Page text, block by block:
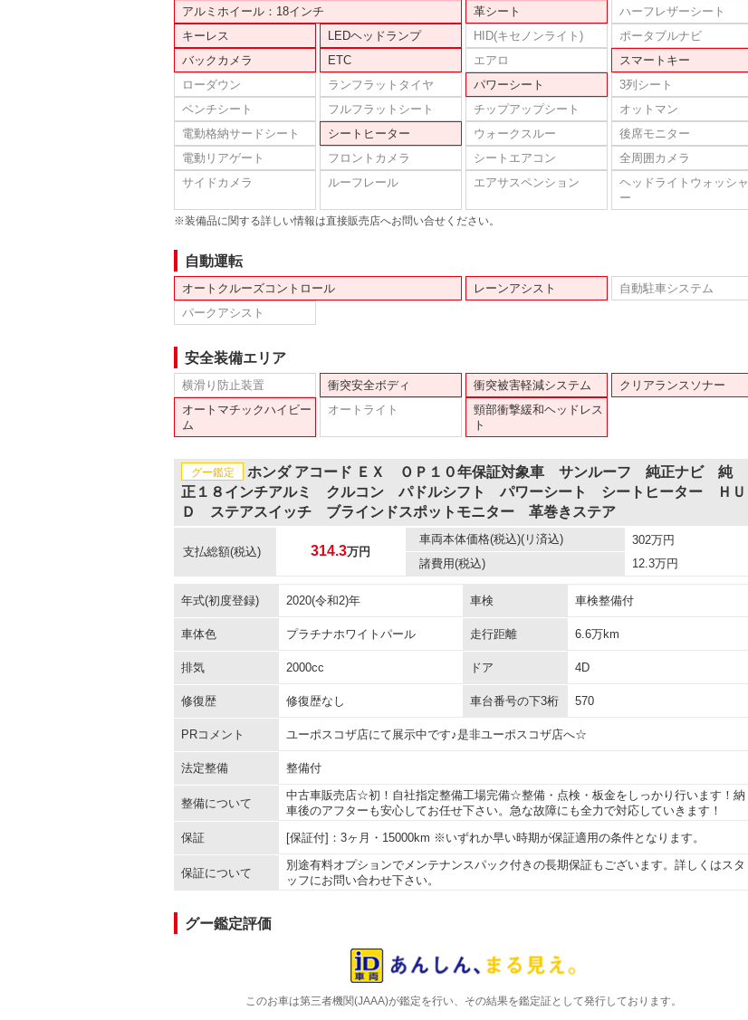
アルミホイール：18インチ
革シート
ハーフレザーシート
キーレス
LEDヘッドランプ HID(キセノンライト)
ポータブルナビ
バックカメラ
ETC エアロ
スマートキー
ローダウン
ランフラットタイヤ パワーシート
3列シート
ベンチシート
フルフラットシート チップアップシート
オットマン
電動格納サードシート
シートヒーター ウォークスルー
後席モニター
電動リアゲート
フロントカメラ シートエアコン
全周囲カメラ
サイドカメラ
ルーフレール エアサスペンション
ヘッドライトウォッシャ
ー
※装備品に関する詳しい情報は直接販売店へお問い合せください。
自動運転
オートクルーズコントロール レーンアシスト
自動駐車システム
パークアシスト
安全装備エリア
横滑り防止装置 衝突安全ボディ 衝突被害軽減システム
クリアランスソナー
オートマチックハイビー
ム
オートライト
頸部衝撃緩和ヘッドレス
ト
グー鑑定
ホンダ アコード ＥＸ ＯＰ１０年保証対象車 サンルーフ 純正ナビ 純
正１８インチアルミ クルコン パドルシフト パワーシート シートヒーター ＨＵ
Ｄ ステアスイッチ ブラインドスポットモニター 革巻きステア
支払総額(税込) 314.3万円
車両本体価格(税込)(リ済込) 302万円
諸費用(税込) 12.3万円
年式(初度登録) 2020(令和2)年 車検 車検整備付
車体色 プラチナホワイトパール 走行距離 6.6万km
排気 2000cc ドア 4D
修復歴 修復歴なし 車台番号の下3桁 570
PRコメント ユーポスコザ店にて展示中です♪是非ユーポスコザ店へ☆
法定整備 整備付
整備について
中古車販売店☆初！自社指定整備工場完備☆整備・点検・板金をしっかり行います！納
車後のアフターも安心してお任せ下さい。急な故障にも全力で対応していきます！
保証
[保証付]：3ヶ月・15000km ※いずれか早い時期が保証適用の条件となります。
保証について
別途有料オプションでメンテナンスパック付きの長期保証もございます。詳しくはスタ
ッフにお問い合わせ下さい。
グー鑑定評価
このお車は第三者機関(JAAA)が鑑定を行い、その結果を鑑定証として発行しております。